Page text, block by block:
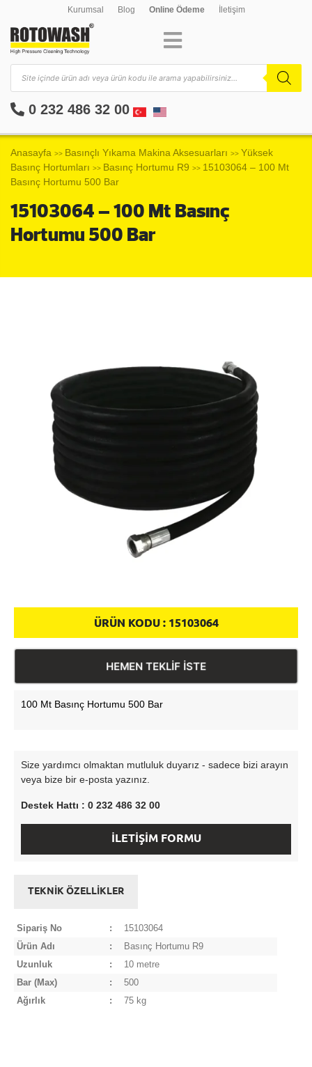
Kurumsal Blog Online Ödeme İletişim
0 232 486 32 00
Anasayfa >> Basınçlı Yıkama Makina Aksesuarları >> Yüksek
Basınç Hortumları >> Basınç Hortumu R9 >> 15103064 – 100 Mt
Basınç Hortumu 500 Bar
15103064 – 100 Mt Basınç
Hortumu 500 Bar
ÜRÜN KODU : 15103064
HEMEN TEKLİF İSTE
100 Mt Basınç Hortumu 500 Bar
Size yardımcı olmaktan mutluluk duyarız - sadece bizi arayın
veya bize bir e-posta yazınız.
Destek Hattı : 0 232 486 32 00
İLETİŞİM FORMU
TEKNİK ÖZELLİKLER
Sipariş No :
15103064
Ürün Adı
:
Basınç Hortumu R9
Uzunluk
:
10 metre
Bar (Max)
:
500
Ağırlık
: 75 kg